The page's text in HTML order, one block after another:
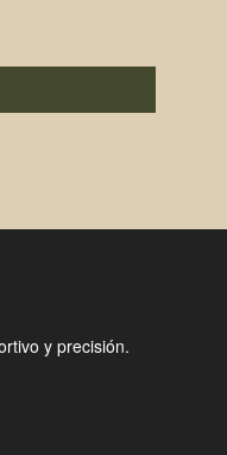
y precisión.